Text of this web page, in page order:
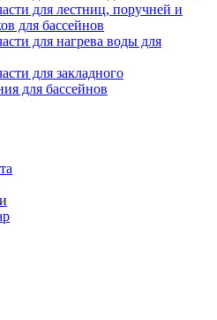
для лестниц, поручней и
для бассейнов
для нагрева воды для
для закладного
для бассейнов